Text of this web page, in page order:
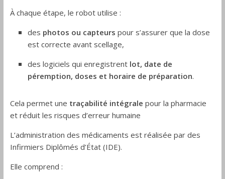
À chaque étape, le robot utilise :
des photos ou capteurs pour s’assurer que la dose
est correcte avant scellage,
des logiciels qui enregistrent lot, date de
péremption, doses et horaire de préparation.
Cela permet une traçabilité intégrale pour la pharmacie
et réduit les risques d’erreur humaine
L’administration des médicaments est réalisée par des
Infirmiers Diplômés d’État (IDE).
Elle comprend :